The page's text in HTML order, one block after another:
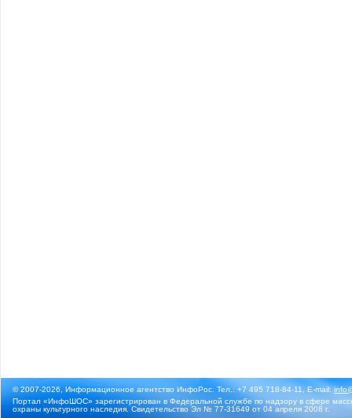
© 2007-2026, Информационное агентство ИнфоРос. Тел.: +7 495 718-84-11, E-mail:
Портал «ИнфоШОС» зарегистрирован в Федеральной службе по надзору в сфере
охраны культурного наследия. Свидетельство Эл № 77-31649 от 04 апреля 2008 г.